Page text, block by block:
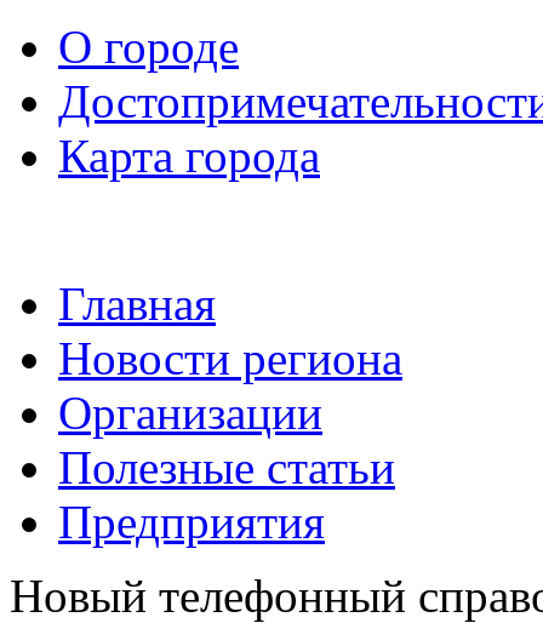
О городе
Карта города
Главная
Новости региона
Организации
Полезные статьи
Предприятия
Новый телефонный